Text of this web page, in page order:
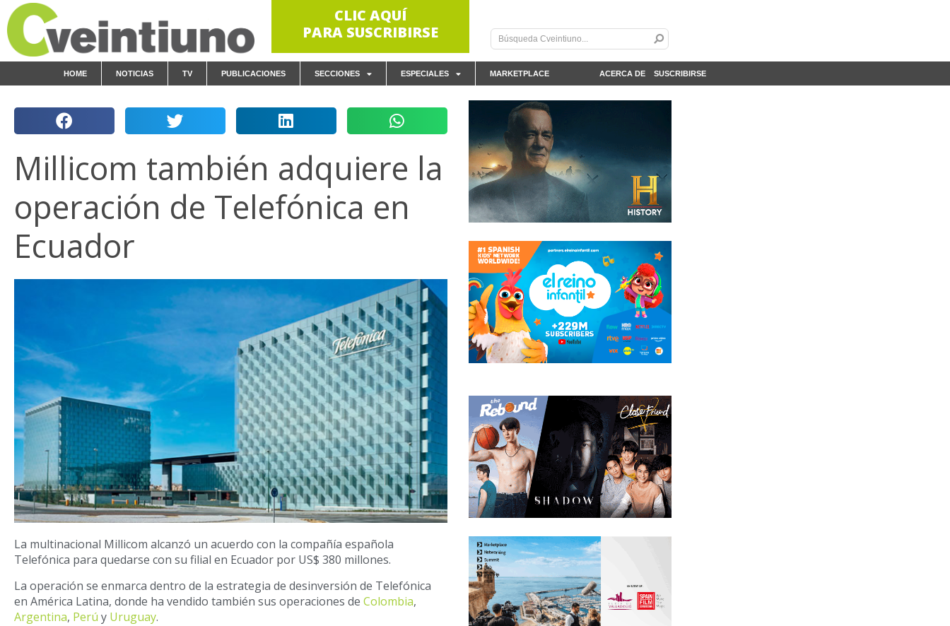
CLIC AQUÍ
PARA SUSCRIBIRSE
ACERCA DE
HOME NOTICIAS TV PUBLICACIONES SECCIONES ESPECIALES MARKETPLACE SUSCRIBIRSE
Millicom también adquiere la
operación de Telefónica en
Ecuador
La multinacional Millicom alcanzó un acuerdo con la compañía española
Telefónica para quedarse con su filial en Ecuador por US$ 380 millones.
La operación se enmarca dentro de la estrategia de desinversión de Telefónica
en América Latina, donde ha vendido también sus operaciones de Colombia,
Argentina, Perú y Uruguay.